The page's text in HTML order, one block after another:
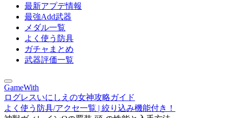
最新アプデ情報
最強Add武器
メダル一覧
よく使う防具
ガチャまとめ
武器評価一覧
GameWith
ログレスいにしえの女神攻略ガイド
よく使う防具/アクセ一覧 | 絞り込み機能付き！